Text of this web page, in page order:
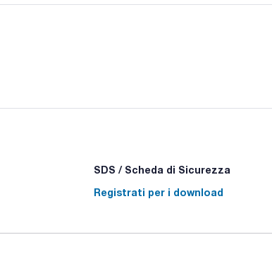
trasparenti e hanno un'eccellente resistenza chimica,
SDS / Scheda di Sicurezza
Registrati per i download